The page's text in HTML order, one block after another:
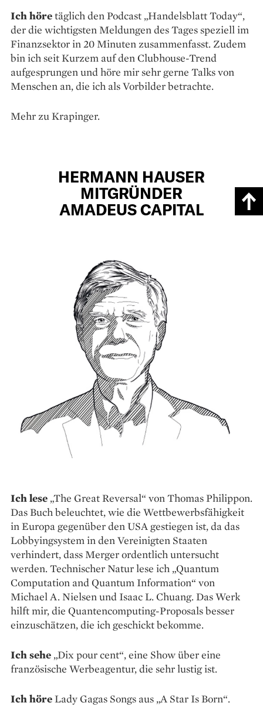
Ich höretäglich den Podcast „Handelsblatt Today“,
der die wichtigsten Meldungen des Tages speziell im
Finanzsektor in 20 Minuten zusammenfasst. Zudem
bin ich seit Kurzem auf den Clubhouse-Trend
aufgesprungen und höre mir sehr gerne Talks von
Menschen an, die ich als Vorbilder betrachte.
Mehr zu Krapinger.
HERMANN HAUSER
MITGRÜNDER
AMADEUS CAPITAL
Ich lese „The Great Reversal“ von Thomas Philippon.
Das Buch beleuchtet, wie die Wettbewerbsfähigkeit
in Europa gegenüber den USA gestiegen ist, da das
Lobbyingsystem in den Vereinigten Staaten
verhindert, dass Merger ordentlich untersucht
werden. Technischer Natur lese ich „Quantum
Computation and Quantum Information“ von
Michael A. Nielsen und Isaac L. Chuang. Das Werk
hilft mir, die Quantencomputing-Propo­sals besser
einzuschätzen, die ich geschickt bekomme.
Ich sehe „Dix pour cent“, eine Show über eine
französische ­Werbeagentur, die sehr lustig ist.
Ich höreLady Gagas Songs aus „A Star Is Born“.